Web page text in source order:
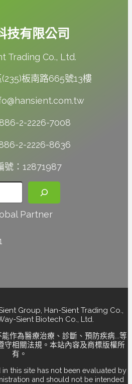
技有限公司
Trading Co., Ltd.
板南路665號13樓
2-2226-7008
2-2226-8636
號：12871987
Partner
Group, Han-Sient Trading Co.,
Sient Biotech Co., Ltd.
作為醫療治療、診斷、預防疾病...等
守相關法規。本站內容及商標版權所
有。
this site has not been evaluated by
and should not be intended